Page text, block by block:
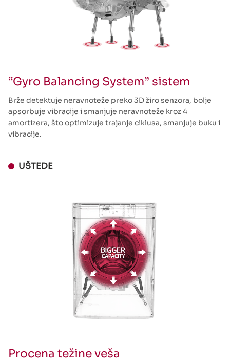
“Gyro Balancing System” sistem
Brže detektuje neravnoteže preko 3D žiro senzora, bolje
apsorbuje vibracije i smanjuje neravnoteže kroz 4
amortizera, što optimizuje trajanje ciklusa, smanjuje buku i
vibracije.
UŠTEDE
Procena težine veša